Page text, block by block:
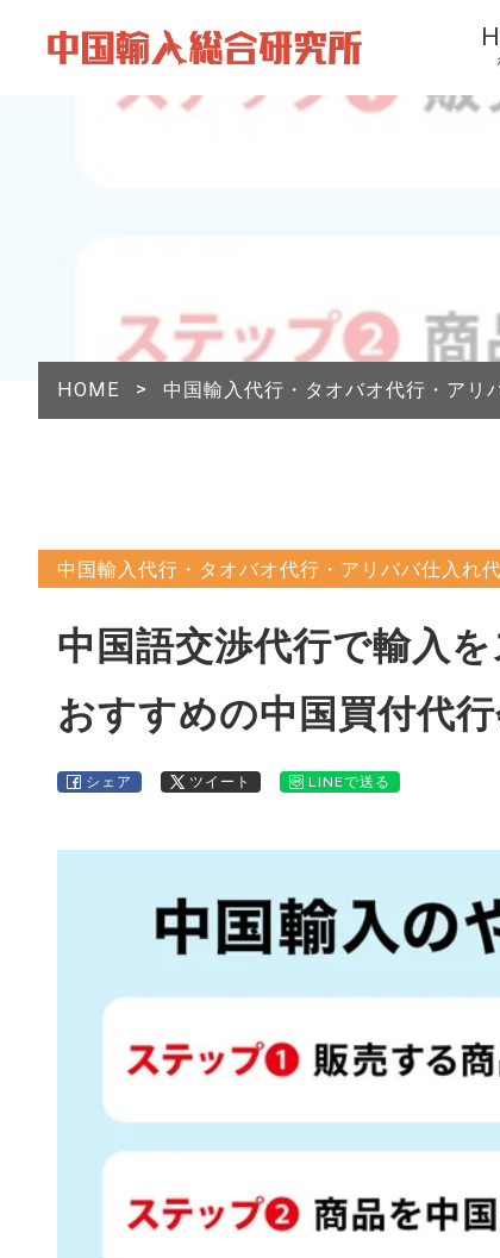
HOME > 中国輸入代行・タオバオ代行・アリ
中国輸入代行・タオバオ代行・アリババ仕入れ
中国語交渉代行で輸入
おすすめの中国買付代行
シェア ツイート LINEで送る